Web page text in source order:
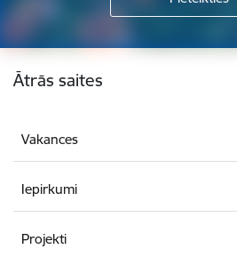
Kājene
Ātrās saites
Vakances
Iepirkumi
Projekti